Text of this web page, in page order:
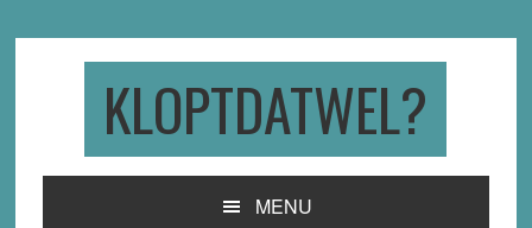
KLOPTDATWEL?
MENU